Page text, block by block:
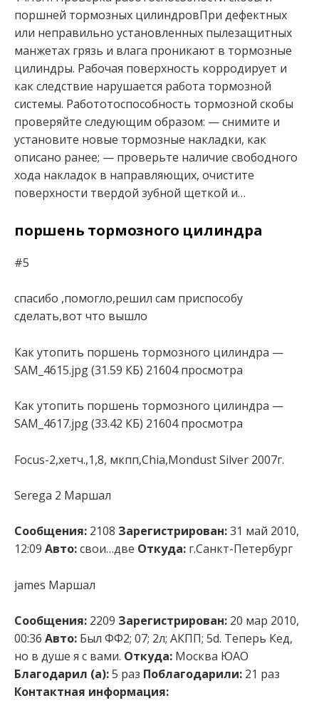
поршней тормозных цилиндровПри дефектных
или неправильно установленных пылезащитных
манжетах грязь и влага проникают в тормозные
цилиндры. Рабочая поверхность корродирует и
как следствие нарушается работа тормозной
системы. Работотоспособность тормозной скобы
проверяйте следующим образом: — снимите и
установите новые тормозные накладки, как
описано ранее; — проверьте наличие свободного
хода накладок в направляющих, очистите
поверхности твердой зубной щеткой и…
поршень тормозного цилиндра
#5
спасибо ,помогло,решил сам приспособу
сделать,вот что вышло
Как утопить поршень тормозного цилиндра —
SAM_4615.jpg (31.59 КБ) 21604 просмотра
Как утопить поршень тормозного цилиндра —
SAM_4617.jpg (33.42 КБ) 21604 просмотра
Focus-2,хетч.,1,8, мкпп,Chia,Mondust Silver 2007г.
Serega 2 Маршал
Сообщения: 2108 Зарегистрирован:31 май 2010,
12:09 Авто:свои…две Откуда: г.Санкт-Петербург
james Маршал
Сообщения: 2209 Зарегистрирован: 20 мар 2010,
00:36 Авто: Был ФФ2; 07; 2л; АКПП; 5d. Теперь Кед,
но в душе я с вами. Откуда: Москва ЮАО
Благодарил (а):5 раз Поблагодарили: 21 раз
Контактная информация: